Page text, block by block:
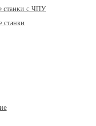
станки с ЧПУ
станки